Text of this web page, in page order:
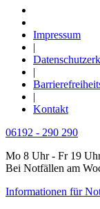
Impressum
|
|
|
Kontakt
06192 - 290 290
Mo 8 Uhr - Fr 19
Bei Notfällen am
Informationen für